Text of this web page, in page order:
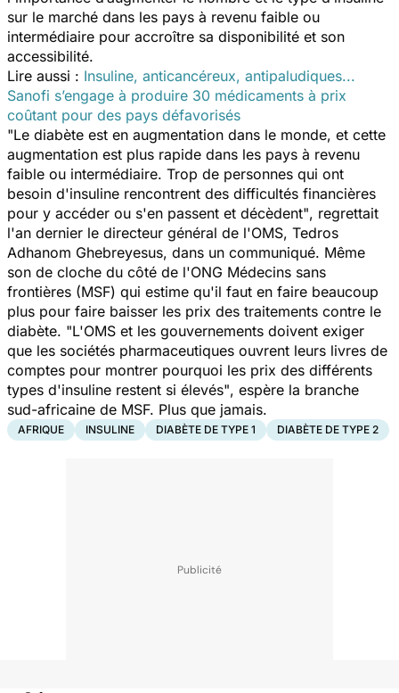
sur le marché dans les pays à revenu faible ou
intermédiaire pour accroître sa disponibilité et son
accessibilité.
Lire aussi : Insuline, anticancéreux, antipaludiques...
Sanofi s’engage à produire 30 médicaments à prix
coûtant pour des pays défavorisés
"Le diabète est en augmentation dans le monde, et cette
augmentation est plus rapide dans les pays à revenu
faible ou intermédiaire. Trop de personnes qui ont
besoin d'insuline rencontrent des difficultés financières
pour y accéder ou s'en passent et décèdent", regrettait
l'an dernier le directeur général de l'OMS, Tedros
Adhanom Ghebreyesus, dans un communiqué. Même
son de cloche du côté de l'ONG Médecins sans
frontières (MSF) qui estime qu'il faut en faire beaucoup
plus pour faire baisser les prix des traitements contre le
diabète. "L'OMS et les gouvernements doivent exiger
que les sociétés pharmaceutiques ouvrent leurs livres de
comptes pour montrer pourquoi les prix des différents
types d'insuline restent si élevés", espère la branche
sud-africaine de MSF. Plus que jamais.
AFRIQUE INSULINE DIABÈTE DE TYPE 1 DIABÈTE DE TYPE 2